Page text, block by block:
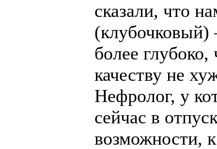
сказали, что
(клубочковый)
более
качеству не
Нефролог, у
сейчас в
возможности,